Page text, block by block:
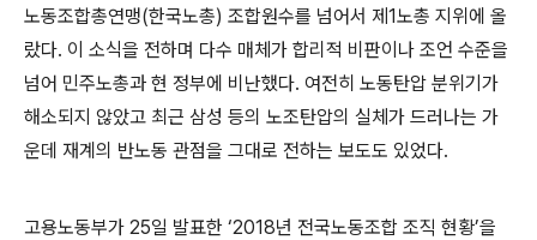
노동조합총연맹(한국노총) 조합원수를 넘어서 제1노총 지위에 올
랐다. 이 소식을 전하며 다수 매체가 합리적 비판이나 조언 수준을
넘어 민주노총과 현 정부에 비난했다. 여전히 노동탄압 분위기가
해소되지 않았고 최근 삼성 등의 노조탄압의 실체가 드러나는 가
운데 재계의 반노동 관점을 그대로 전하는 보도도 있었다.
고용노동부가 25일 발표한 ‘2018년 전국노동조합 조직 현황’을